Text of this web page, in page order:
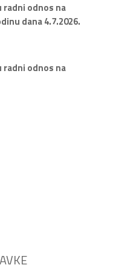
radni odnos na
dana 4.7.2026.
radni odnos na